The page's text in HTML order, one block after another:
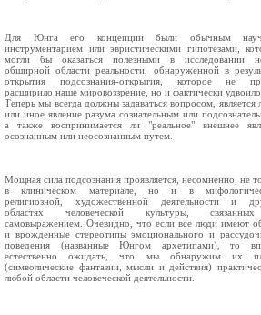
Для Юнга его концепции были обычным
инструментарием или эвристическими гипотезами,
могли бы оказаться полезными в исследовании
обширной области реальности, обнаруженной в
открытия подсознания-открытия, которое не
расширило наше мировоззрение, но и фактически удвоило
Теперь мы всегда должны задаваться вопросом, является
или иное явление разума сознательным или
а также воспринимается ли "реальное" внешнее
осознанным или неосознанным путем.
Мощная сила подсознания проявляется, несомненно, не
в клиническом материале, но и в
религиозной, художественной деятельности и
областях человеческой культуры,
самовыражением. Очевидно, что если все люди имеют
и врожденные стереотипы эмоционального и
поведения (названные Юнгом архетипами), то
естественно ожидать, что мы обнаружим их
(символические фантазии, мысли и действия)
любой области человеческой деятельности.